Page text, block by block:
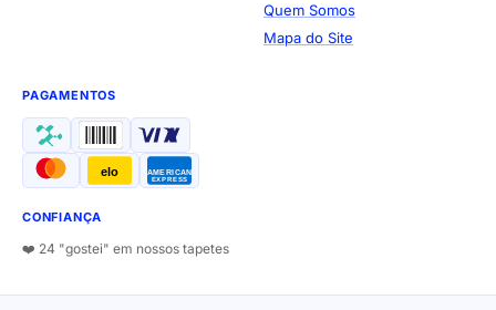
Quem Somos
Mapa do Site
PAGAMENTOS
elo AMERICAN
EXPRESS
CONFIANÇA
❤️ 24 "gostei" em nossos tapetes